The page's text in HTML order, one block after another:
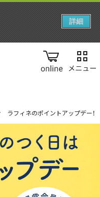
online
ラフィネのポイントアップデー！
詳細